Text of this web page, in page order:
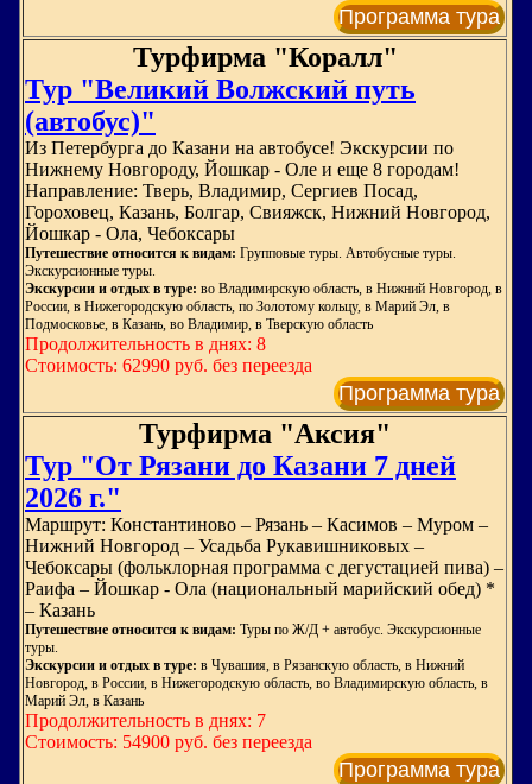
Программа тура
Турфирма "Коралл"
Тур "Великий Волжский путь
(автобус)"
Из Петербурга до Казани на автобусе! Экскурсии по
Нижнему Новгороду, Йошкар - Оле и еще 8 городам!
Направление: Тверь, Владимир, Сергиев Посад,
Гороховец, Казань, Болгар, Свияжск, Нижний Новгород,
Йошкар - Ола, Чебоксары
Путешествие относится к видам: Групповые туры. Автобусные туры.
Экскурсионные туры.
Экскурсии и отдых в туре: во Владимирскую область, в Нижний Новгород, в
России, в Нижегородскую область, по Золотому кольцу, в Марий Эл, в
Подмосковье, в Казань, во Владимир, в Тверскую область
Продолжительность в днях: 8
Стоимость: 62990 руб. без переезда
Программа тура
Турфирма "Аксия"
Тур "От Рязани до Казани 7 дней
2026 г."
Маршрут: Константиново – Рязань – Касимов – Муром –
Нижний Новгород – Усадьба Рукавишниковых –
Чебоксары (фольклорная программа с дегустацией пива) –
Раифа – Йошкар - Ола (национальный марийский обед) *
– Казань
Путешествие относится к видам: Туры по Ж/Д + автобус. Экскурсионные
туры.
Экскурсии и отдых в туре: в Чувашия, в Рязанскую область, в Нижний
Новгород, в России, в Нижегородскую область, во Владимирскую область, в
Марий Эл, в Казань
Продолжительность в днях: 7
Стоимость: 54900 руб. без переезда
Программа тура